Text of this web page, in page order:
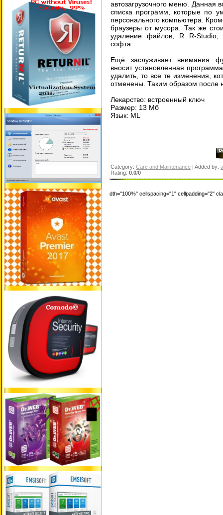
автозагрузочного меню. Данная
списка программ, которые по
персонального компьютера.
браузеры от мусора. Так же
удаление файлов, R R-Studio,
софта.
Ещё заслуживает внимания
вносит установленная
удалить, то все те изменения,
отменены. Таким образом после
Лекарство: встроенный ключ
Размер: 13 Мб
Язык: ML
Category: Care and Maintenance | Added by:
Rating: 0.0/0
dth="100%" cellspacing="1" cellpadding="2"